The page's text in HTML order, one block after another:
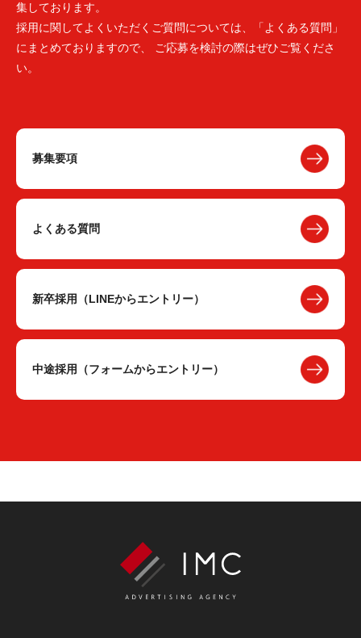
集しております。
採用に関してよくいただくご質問については、「よくある質問」
にまとめておりますので、 ご応募を検討の際はぜひご覧くださ
い。
募集要項
よくある質問
新卒採用（LINEからエントリー）
中途採用（フォームからエントリー）